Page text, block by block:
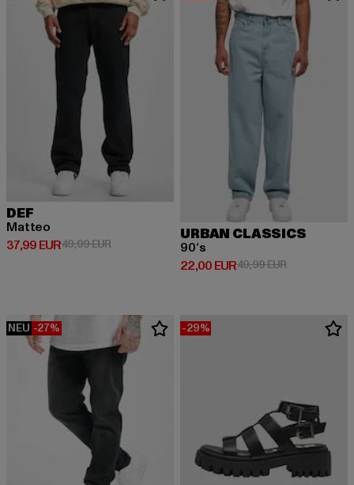
DEF
Matteo
37,99 EUR
Derzeitiger Preis: 37,99 EUR
49,99 EURAktionspreis: 49,99 EUR
URBAN CLASSICS
90‘s
22,00 EUR
Derzeitiger Preis: 22,00 EUR
49,99 EURAktionspreis:
NEU -27% -29%